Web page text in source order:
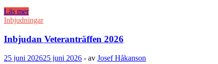
Föredrag
av
Pia
Cramling
den
Läs mer
Inbjudningar
Inbjudan Veteranträffen 2026
25 juni 202625 juni 2026 - av Josef Håkanson